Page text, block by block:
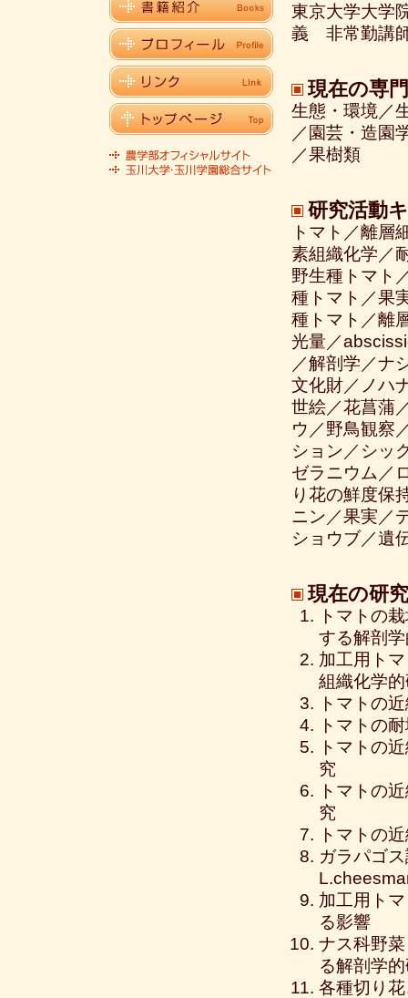
東京大学大学
義 非常勤講
現在の専
生態・環境／
／園芸・造園
／果樹類
研究活動
トマト／離層
素組織化学／
野生種トマト
種トマト／果
種トマト／離
光量／
／解剖学／ナ
文化財／ノハ
世絵／花菖蒲
ウ／野鳥観察
ション／シッ
ゼラニウム／
り花の鮮度保
ニン／果実／
ショウブ／遺
現在の研
トマトの
する解剖
加工用ト
組織化学
トマトの
トマトの
トマトの
究
トマトの
究
トマトの
ガラパゴ
加工用ト
る影響
ナス科野
る解剖学
各種切り